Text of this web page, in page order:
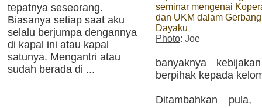
tepatnya seseorang.
Biasanya setiap saat aku
selalu berjumpa dengannya
di kapal ini atau kapal
satunya. Mengantri atau
sudah berada di ...
seminar mengenai
dan UKM dalam Gerbang
Dayaku
Photo: Joe
banyaknya
berpihak kepada
Ditambahkan pula,